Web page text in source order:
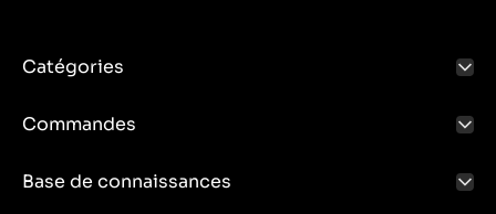
Catégories
Commandes
Base de connaissances